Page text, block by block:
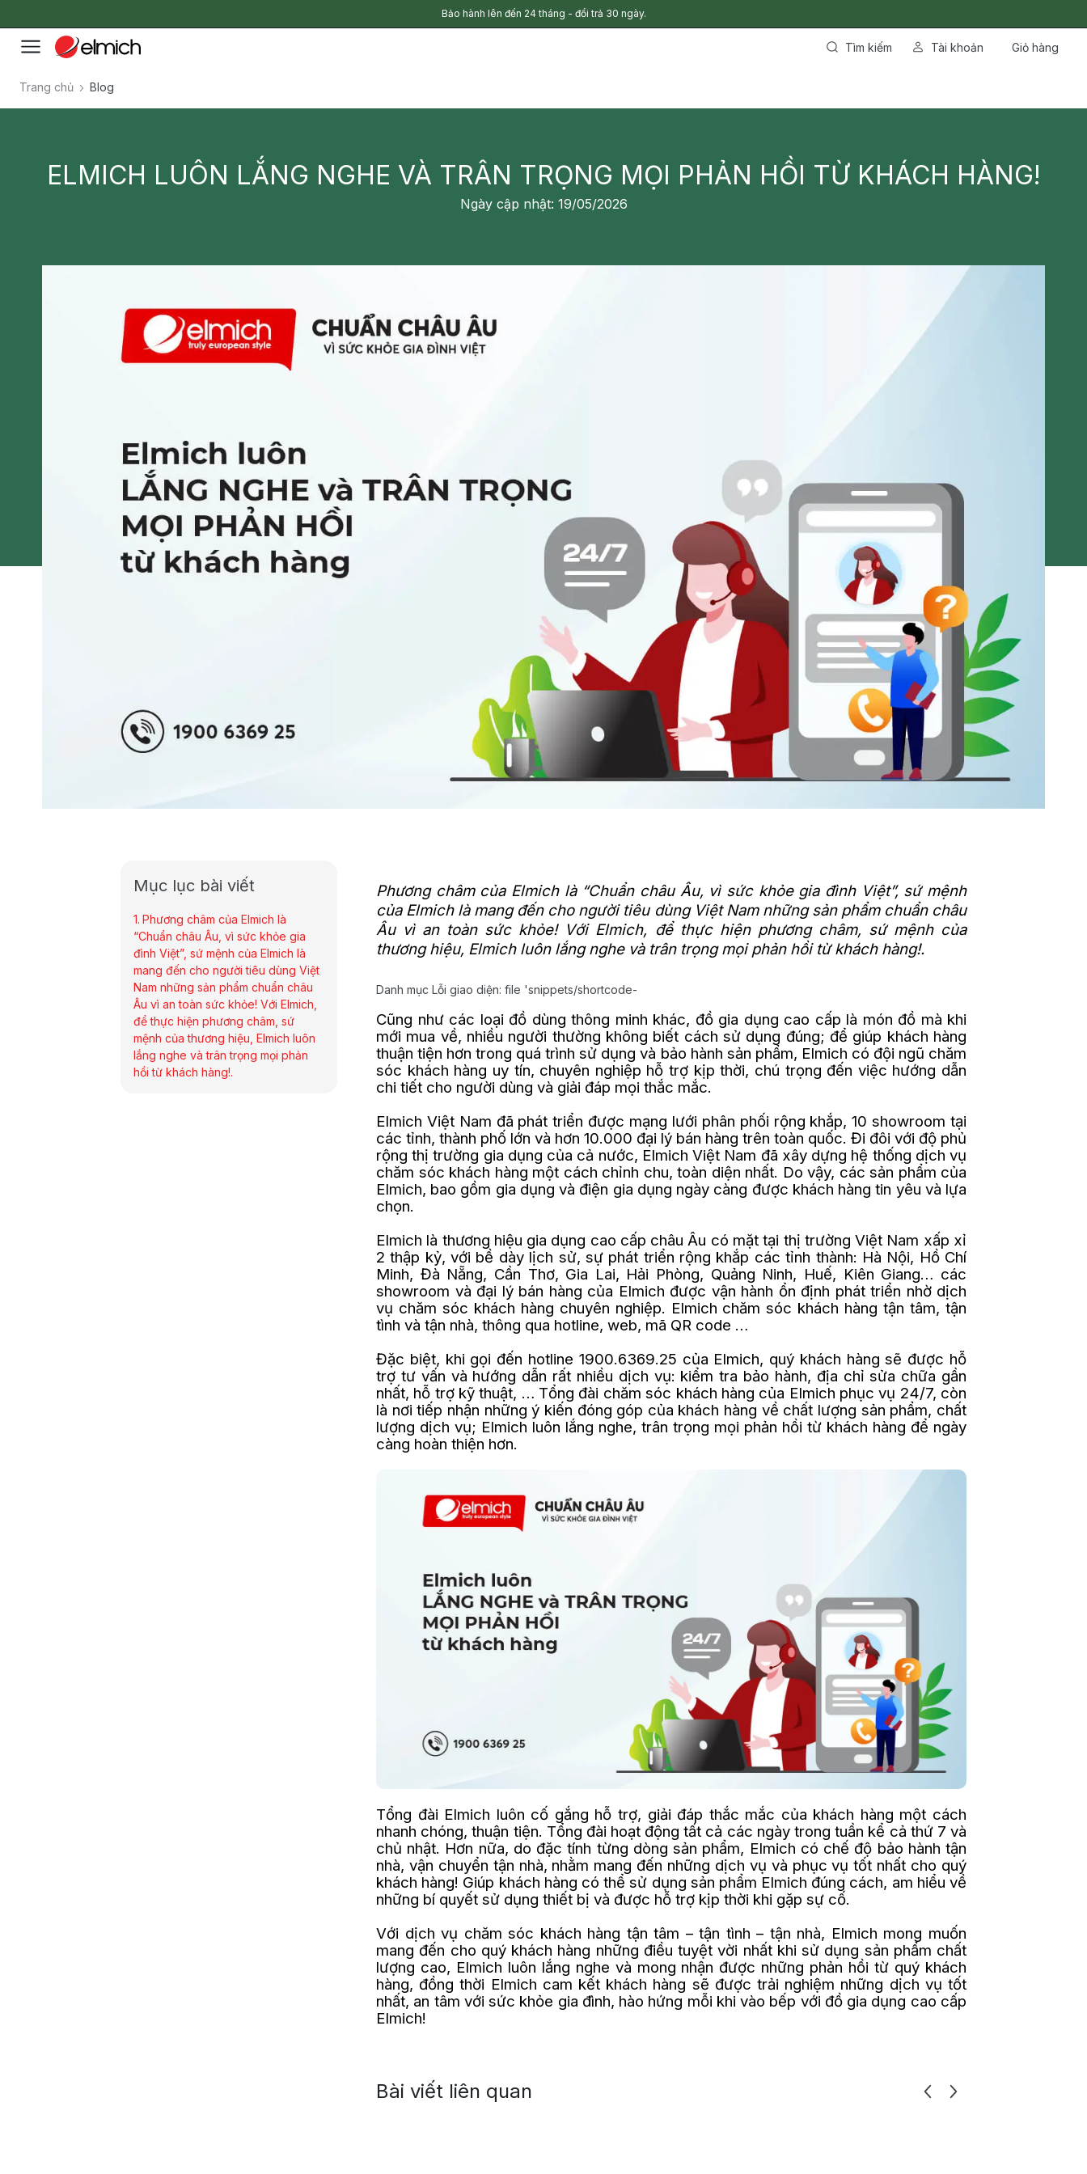
Bảo hành lên đến 24 tháng - đổi trả 30 ngày.
Tìm kiếm Tài khoản Giỏ hàng
Trang chủ Blog
ELMICH LUÔN LẮNG NGHE VÀ TRÂN TRỌNG MỌI PHẢN HỒI TỪ KHÁCH HÀNG!
Ngày cập nhật: 19/05/2026
Phương châm của Elmich là “Chuẩn châu Âu, vì sức khỏe gia đình Việt”, sứ mệnh
của Elmich là mang đến cho người tiêu dùng Việt Nam những sản phẩm chuẩn châu
Âu vì an toàn sức khỏe! Với Elmich, để thực hiện phương châm, sứ mệnh của
thương hiệu, Elmich luôn lắng nghe và trân trọng mọi phản hồi từ khách hàng!.
Danh mục Lỗi giao diện: file 'snippets/shortcode-
Cũng như các loại đồ dùng thông minh khác, đồ gia dụng cao cấp là món đồ mà khi
mới mua về, nhiều người thường không biết cách sử dụng đúng; để giúp khách hàng
thuận tiện hơn trong quá trình sử dụng và bảo hành sản phẩm, Elmich có đội ngũ chăm
sóc khách hàng uy tín, chuyên nghiệp hỗ trợ kịp thời, chú trọng đến việc hướng dẫn
chi tiết cho người dùng và giải đáp mọi thắc mắc.
Elmich Việt Nam đã phát triển được mạng lưới phân phối rộng khắp, 10 showroom tại
các tỉnh, thành phố lớn và hơn 10.000 đại lý bán hàng trên toàn quốc. Đi đôi với độ phủ
rộng thị trường gia dụng của cả nước, Elmich Việt Nam đã xây dựng hệ thống dịch vụ
chăm sóc khách hàng một cách chỉnh chu, toàn diện nhất. Do vậy, các sản phẩm của
Elmich, bao gồm gia dụng và điện gia dụng ngày càng được khách hàng tin yêu và lựa
chọn.
Elmich là thương hiệu gia dụng cao cấp châu Âu có mặt tại thị trường Việt Nam xấp xỉ
2 thập kỷ, với bề dày lịch sử, sự phát triển rộng khắp các tỉnh thành: Hà Nội, Hồ Chí
Minh, Đà Nẵng, Cần Thơ, Gia Lai, Hải Phòng, Quảng Ninh, Huế, Kiên Giang… các
showroom và đại lý bán hàng của Elmich được vận hành ổn định phát triển nhờ dịch
vụ chăm sóc khách hàng chuyên nghiệp. Elmich chăm sóc khách hàng tận tâm, tận
tình và tận nhà, thông qua hotline, web, mã QR code …
Đặc biệt, khi gọi đến hotline 1900.6369.25 của Elmich, quý khách hàng sẽ được hỗ
trợ tư vấn và hướng dẫn rất nhiều dịch vụ: kiểm tra bảo hành, địa chỉ sửa chữa gần
nhất, hỗ trợ kỹ thuật, … Tổng đài chăm sóc khách hàng của Elmich phục vụ 24/7, còn
là nơi tiếp nhận những ý kiến đóng góp của khách hàng về chất lượng sản phẩm, chất
lượng dịch vụ; Elmich luôn lắng nghe, trân trọng mọi phản hồi từ khách hàng để ngày
càng hoàn thiện hơn.
Tổng đài Elmich luôn cố gắng hỗ trợ, giải đáp thắc mắc của khách hàng một cách
nhanh chóng, thuận tiện. Tổng đài hoạt động tất cả các ngày trong tuần kể cả thứ 7 và
chủ nhật. Hơn nữa, do đặc tính từng dòng sản phẩm, Elmich có chế độ bảo hành tận
nhà, vận chuyển tận nhà, nhằm mang đến những dịch vụ và phục vụ tốt nhất cho quý
khách hàng! Giúp khách hàng có thể sử dụng sản phẩm Elmich đúng cách, am hiểu về
những bí quyết sử dụng thiết bị và được hỗ trợ kịp thời khi gặp sự cố.
Với dịch vụ chăm sóc khách hàng tận tâm – tận tình – tận nhà, Elmich mong muốn
mang đến cho quý khách hàng những điều tuyệt vời nhất khi sử dụng sản phẩm chất
lượng cao, Elmich luôn lắng nghe và mong nhận được những phản hồi từ quý khách
hàng, đồng thời Elmich cam kết khách hàng sẽ được trải nghiệm những dịch vụ tốt
nhất, an tâm với sức khỏe gia đình, hào hứng mỗi khi vào bếp với đồ gia dụng cao cấp
Elmich!
Bài viết liên quan
Mục lục bài viết
Phương châm của Elmich là
“Chuẩn châu Âu, vì sức khỏe gia
đình Việt”, sứ mệnh của Elmich là
mang đến cho người tiêu dùng Việt
Nam những sản phẩm chuẩn châu
Âu vì an toàn sức khỏe! Với Elmich,
để thực hiện phương châm, sứ
mệnh của thương hiệu, Elmich luôn
lắng nghe và trân trọng mọi phản
hồi từ khách hàng!.